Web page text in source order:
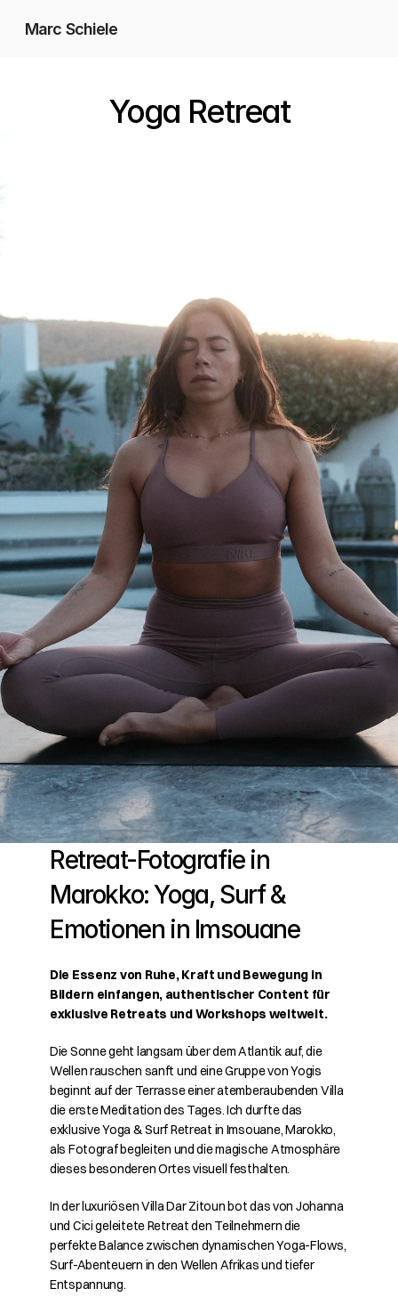
Marc Schiele
Yoga Retreat
Retreat-Fotografie in
Marokko: Yoga, Surf &
Emotionen in Imsouane
Die Essenz von Ruhe, Kraft und Bewegung in
Bildern einfangen, authentischer Content für
exklusive Retreats und Workshops weltweit.
Die Sonne geht langsam über dem Atlantik auf, die
Wellen rauschen sanft und eine Gruppe von Yogis
beginnt auf der Terrasse einer atemberaubenden Villa
die erste Meditation des Tages. Ich durfte das
exklusive Yoga & Surf Retreat in Imsouane, Marokko,
als Fotograf begleiten und die magische Atmosphäre
dieses besonderen Ortes visuell festhalten.
In der luxuriösen Villa Dar Zitoun bot das von Johanna
und Cici geleitete Retreat den Teilnehmern die
perfekte Balance zwischen dynamischen Yoga-Flows,
Surf-Abenteuern in den Wellen Afrikas und tiefer
Entspannung.